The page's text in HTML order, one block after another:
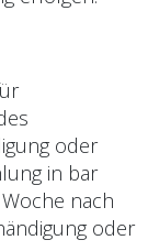
oder
in bar
nach
oder